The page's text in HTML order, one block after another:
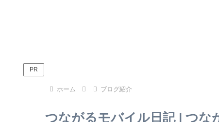
PR
ホーム ブログ紹介
つながるモバイル日記 | つな